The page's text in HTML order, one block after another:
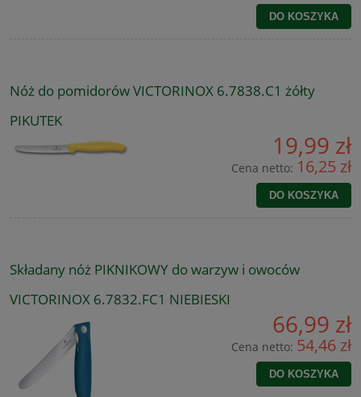
DO KOSZYKA
Nóż do pomidorów VICTORINOX 6.7838.C1 żółty
PIKUTEK
19,99 zł
Cena netto: 16,25 zł
DO KOSZYKA
Składany nóż PIKNIKOWY do warzyw i owoców
VICTORINOX 6.7832.FC1 NIEBIESKI
66,99 zł
Cena netto: 54,46 zł
DO KOSZYKA